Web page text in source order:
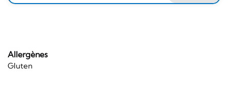
Allergènes
Gluten